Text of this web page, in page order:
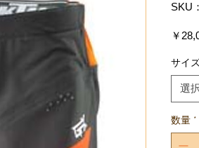
SKU
￥
サイ
選
数量 *